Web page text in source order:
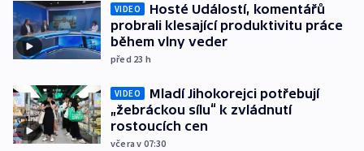
VIDEO
Hosté Událostí, komentářů
probrali klesající produktivitu práce
během vlny veder
před 23 h
VIDEO
Mladí Jihokorejci potřebují
„žebráckou sílu“ k zvládnutí
rostoucích cen
včera v 07:30